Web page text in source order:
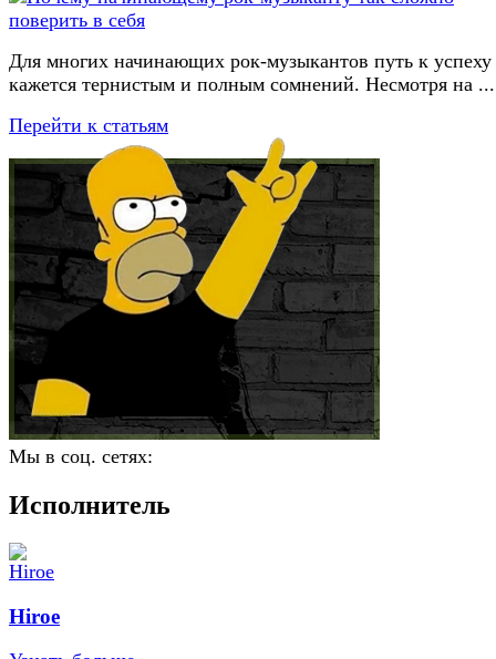
Для многих начинающих рок-музыкантов путь к успеху
кажется тернистым и полным сомнений. Несмотря на ...
Перейти к статьям
Мы в соц. сетях:
Исполнитель
Hiroe